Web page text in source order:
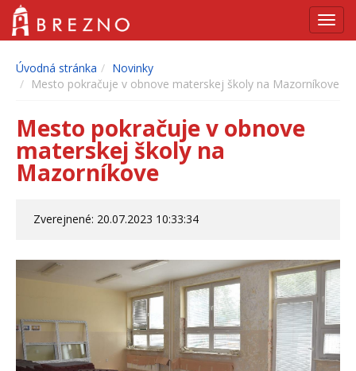
Úvodná stránka
Novinky
Mesto pokračuje v obnove materskej školy na Mazorníkove
Mesto pokračuje v obnove
materskej školy na
Mazorníkove
Zverejnené: 20.07.2023 10:33:34